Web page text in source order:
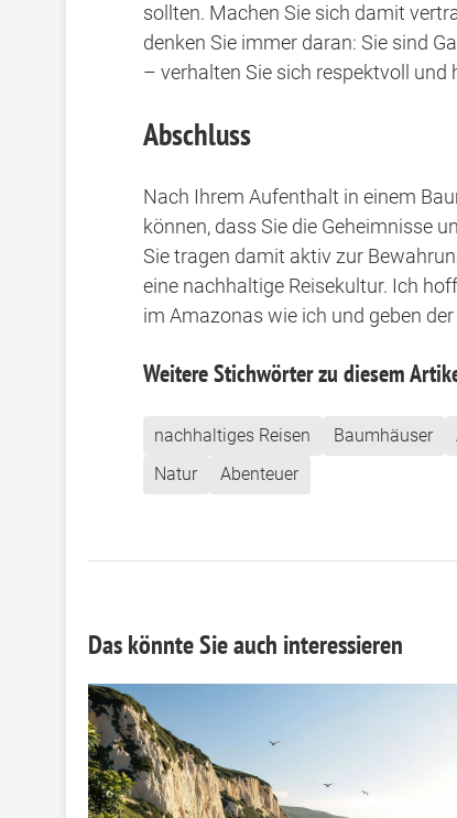
sollten. Machen Sie sich damit
denken Sie immer daran: Sie sind
– verhalten Sie sich respektvoll und
Abschluss
Nach Ihrem Aufenthalt in einem
können, dass Sie die Geheimnisse
Sie tragen damit aktiv zur
eine nachhaltige Reisekultur. Ich
im Amazonas wie ich und geben
Weitere Stichwörter zu diesem
nachhaltiges Reisen Baumhäuser
Natur
Abenteuer
Das könnte Sie auch interessieren